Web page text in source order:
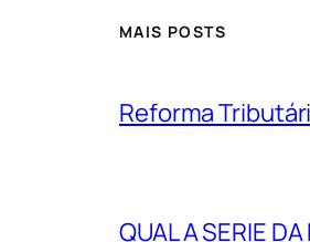
MAIS POSTS
Reforma
QUAL A SERIE